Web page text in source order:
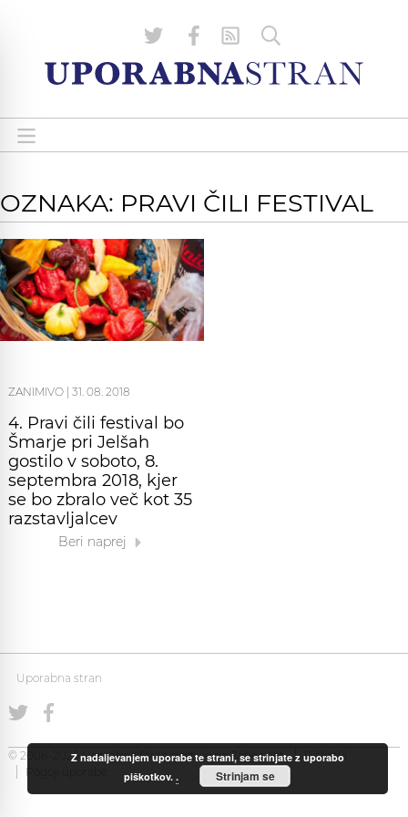
OZNAKA: PRAVI ČILI FESTIVAL
ZANIMIVO 31. 08. 2018
4. Pravi čili festival bo
Šmarje pri Jelšah
gostilo v soboto, 8.
septembra 2018, kjer
se bo zbralo več kot 35
razstavljalcev
Beri naprej
Uporabna stran
© 2008-2026 Uporabna Stran gostuje naZabec.net
Piškotki
Pogoji uporabe
Z nadaljevanjem uporabe te strani, se strinjate z uporabo
piškotkov.. Strinjam se